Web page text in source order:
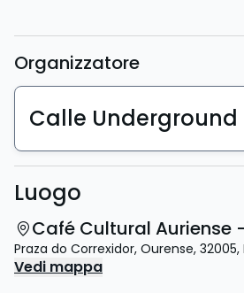
Organizzatore
Calle Underground
Luogo
Café Cultural Auriense
Praza do Correxidor, Ourense, 32005,
Vedi mappa